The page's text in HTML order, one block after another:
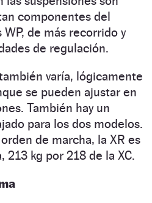
componentes del
de más recorrido y
de regulación.
varía, lógicamente
se pueden ajustar en
También hay un
para los dos modelos.
de marcha, la XR es
kg por 218 de la XC.